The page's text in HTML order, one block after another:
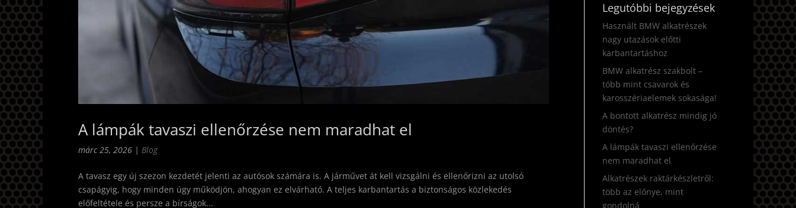
A lámpák tavaszi ellenőrzése nem maradhat el
márc 25, 2026 | Blog
A tavasz egy új szezon kezdetét jelenti az autósok számára is. A járművet át kell vizsgálni és ellenőrizni az utolsó
csapágyig, hogy minden úgy működjön, ahogyan ez elvárható. A teljes karbantartás a biztonságos közlekedés
előfeltétele és persze a bírságok...
Legutóbbi bejegyzések
Használt BMW alkatrészek
nagy utazások előtti
karbantartáshoz
BMW alkatrész szakbolt –
több mint csavarok és
karosszériaelemek sokasága!
A bontott alkatrész mindig jó
döntés?
A lámpák tavaszi ellenőrzése
nem maradhat el
Alkatrészek raktárkészletről:
több az előnye, mint
gondolná